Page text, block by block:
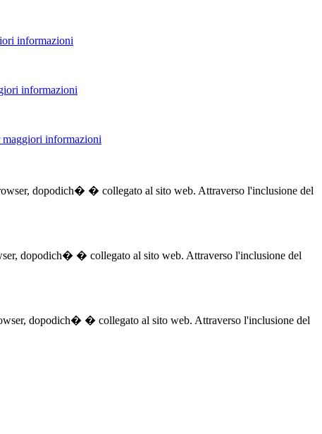
informazioni
informazioni
maggiori informazioni
dopodich� � collegato al sito web. Attraverso l'inclusione del
dopodich� � collegato al sito web. Attraverso l'inclusione del
dopodich� � collegato al sito web. Attraverso l'inclusione del